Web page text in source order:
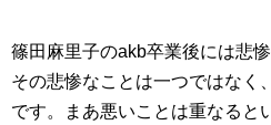
篠田麻里子のakb卒業後には悲
その悲惨なことは一つではなく
です。まあ悪いことは重なると